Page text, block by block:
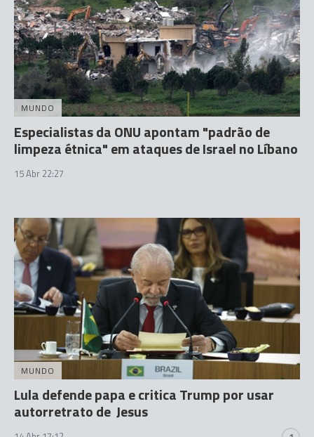
MUNDO
Especialistas da ONU apontam "padrão de
limpeza étnica" em ataques de Israel no Líbano
15 Abr 22:27
MUNDO
Lula defende papa e critica Trump por usar
autorretrato de Jesus